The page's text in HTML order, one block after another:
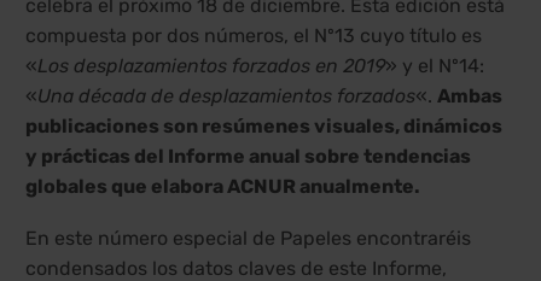
celebra el próximo 18 de diciembre. Esta edición está
compuesta por dos números, el Nº13 cuyo título es
«Los desplazamientos forzados en 2019» y el Nº14:
«Una década de desplazamientos forzados«. Ambas
publicaciones son resúmenes visuales, dinámicos
y prácticas del Informe anual sobre tendencias
globales que elabora ACNUR anualmente.
En este número especial de Papeles encontraréis
condensados los datos claves de este Informe,